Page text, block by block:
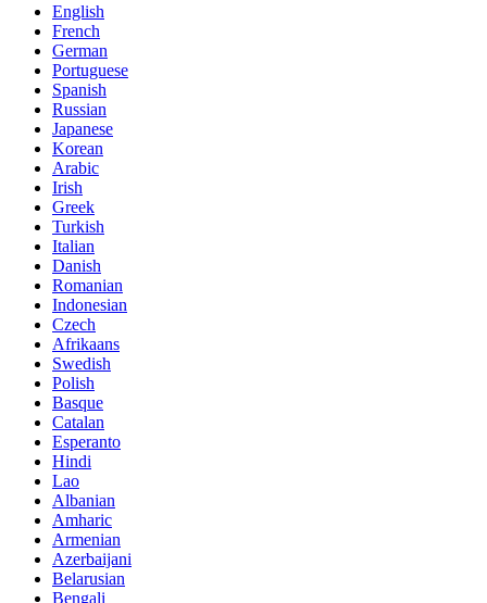
English
French
German
Portuguese
Spanish
Russian
Japanese
Korean
Arabic
Irish
Greek
Turkish
Italian
Danish
Romanian
Indonesian
Czech
Afrikaans
Swedish
Polish
Basque
Catalan
Esperanto
Hindi
Lao
Albanian
Amharic
Armenian
Azerbaijani
Belarusian
Bengali